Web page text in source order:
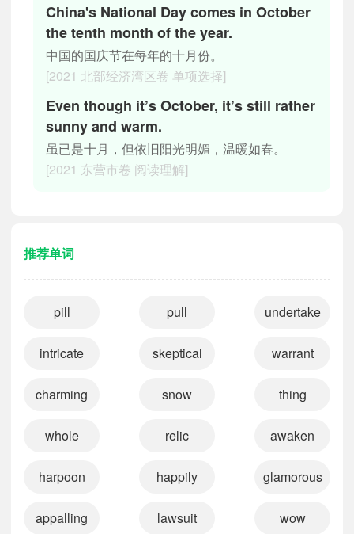
China's National Day comes in October
the tenth month of the year.
中国的国庆节在每年的十月份。
[2021 北部经济湾区卷 单项选择]
Even though it’s October, it’s still rather
sunny and warm.
虽已是十月，但依旧阳光明媚，温暖如春。
[2021 东营市卷 阅读理解]
推荐单词
pill pull undertake
intricate skeptical warrant
charming snow thing
whole relic awaken
harpoon happily glamorous
appalling lawsuit wow